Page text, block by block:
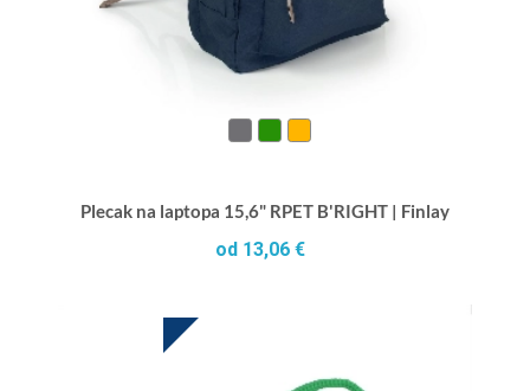
Plecak na laptopa 15,6" RPET B'RIGHT | Finlay
od 13,06 €